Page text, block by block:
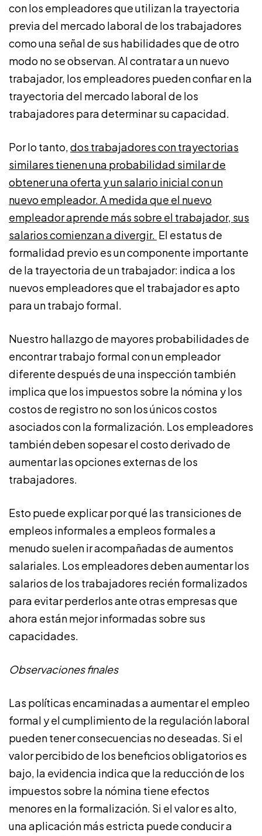
con los empleadores que utilizan la trayectoria
previa del mercado laboral de los trabajadores
como una señal de sus habilidades que de otro
modo no se observan. Al contratar a un nuevo
trabajador, los empleadores pueden confiar en la
trayectoria del mercado laboral de los
trabajadores para determinar su capacidad.
Por lo tanto,dos trabajadores con trayectorias
similares tienen una probabilidad similar de
obtener una oferta y un salario inicial con un
nuevo empleador. A medida que el nuevo
empleador aprende más sobre el trabajador, sus
salarios comienzan a divergir. El estatus de
formalidad previo es un componente importante
de la trayectoria de un trabajador: indica a los
nuevos empleadores que el trabajador es apto
para un trabajo formal.
Nuestro hallazgo de mayores probabilidades de
encontrar trabajo formal con un empleador
diferente después de una inspección también
implica que los impuestos sobre la nómina y los
costos de registro no son los únicos costos
asociados con la formalización. Los empleadores
también deben sopesar el costo derivado de
aumentar las opciones externas de los
trabajadores.
Esto puede explicar por qué las transiciones de
empleos informales a empleos formales a
menudo suelen ir acompañadas de aumentos
salariales. Los empleadores deben aumentar los
salarios de los trabajadores recién formalizados
para evitar perderlos ante otras empresas que
ahora están mejor informadas sobre sus
capacidades.
Observaciones finales
Las políticas encaminadas a aumentar el empleo
formal y el cumplimiento de la regulación laboral
pueden tener consecuencias no deseadas. Si el
valor percibido de los beneficios obligatorios es
bajo, la evidencia indica que la reducción de los
impuestos sobre la nómina tiene efectos
menores en la formalización. Si el valor es alto,
una aplicación más estricta puede conducir a